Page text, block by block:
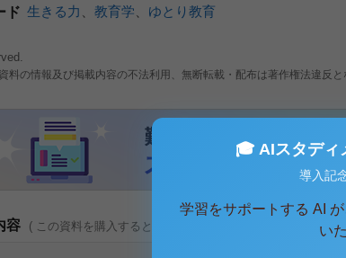
ド 生きる力 教育学 ゆとり教育
料の情報及び掲載内容の不法利用、無断転載・配布は著作権法違反と
容 ( この資料を購入すると、テキストデータがみえます。 )
🎓 AIスタディ
導入記
学習をサポートする AI
い